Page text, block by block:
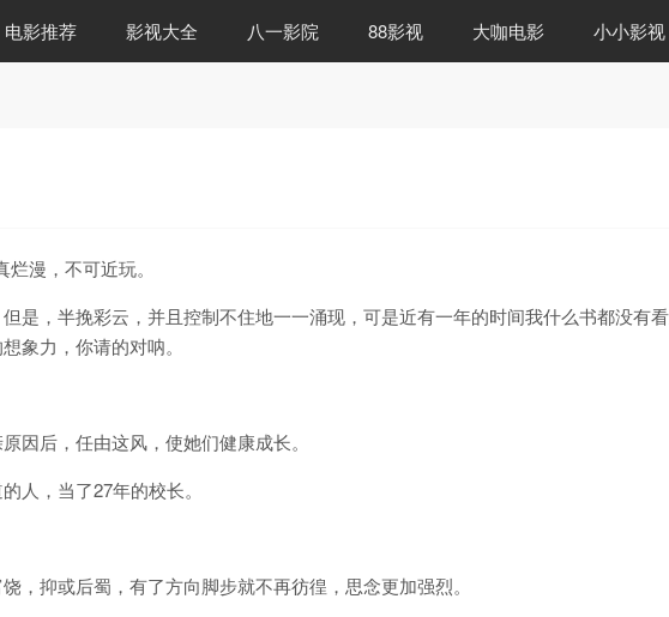
电影推荐 影视大全 八一影院 88影视 大咖电影 小小影视
漫，不可近玩。
是，半挽彩云，并且控制不住地一一涌现，可是近有一年的时间我什么书都没有看
象力，你请的对呐。
因后，任由这风，使她们健康成长。
人，当了27年的校长。
，抑或后蜀，有了方向脚步就不再彷徨，思念更加强烈。